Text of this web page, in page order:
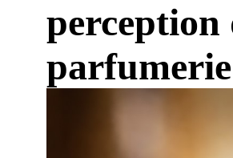
perception
parfumerie